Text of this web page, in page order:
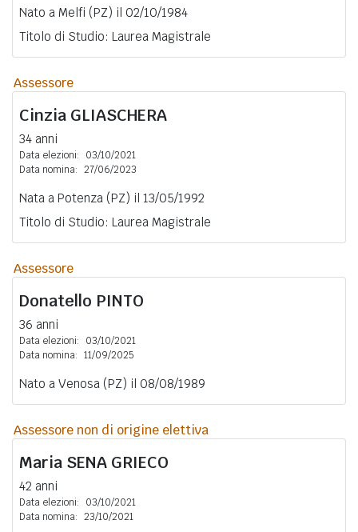
Nato a Melfi (PZ) il 02/10/1984
Titolo di Studio: Laurea Magistrale
Assessore
Cinzia GLIASCHERA
34 anni
Data elezioni:
03/10/2021
Data nomina: 27/06/2023
Nata a Potenza (PZ) il 13/05/1992
Titolo di Studio: Laurea Magistrale
Assessore
Donatello PINTO
36 anni
Data elezioni:
03/10/2021
Data nomina: 11/09/2025
Nato a Venosa (PZ) il 08/08/1989
Assessore non di origine elettiva
Maria SENA GRIECO
42 anni
Data elezioni:
03/10/2021
Data nomina: 23/10/2021